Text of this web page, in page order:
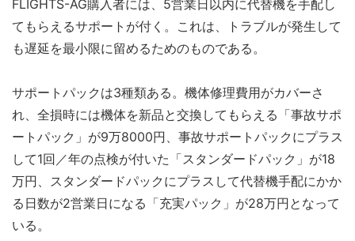
FLIGHTS-AG購入者には、5営業日以内に代替機を手配し
てもらえるサポートが付く。これは、トラブルが発生して
も遅延を最小限に留めるためのものである。
サポートパックは3種類ある。機体修理費用がカバーさ
れ、全損時には機体を新品と交換してもらえる「事故サポ
ートパック」が9万8000円、事故サポートパックにプラス
して1回／年の点検が付いた「スタンダードパック」が18
万円、スタンダードパックにプラスして代替機手配にかか
る日数が2営業日になる「充実パック」が28万円となって
いる。